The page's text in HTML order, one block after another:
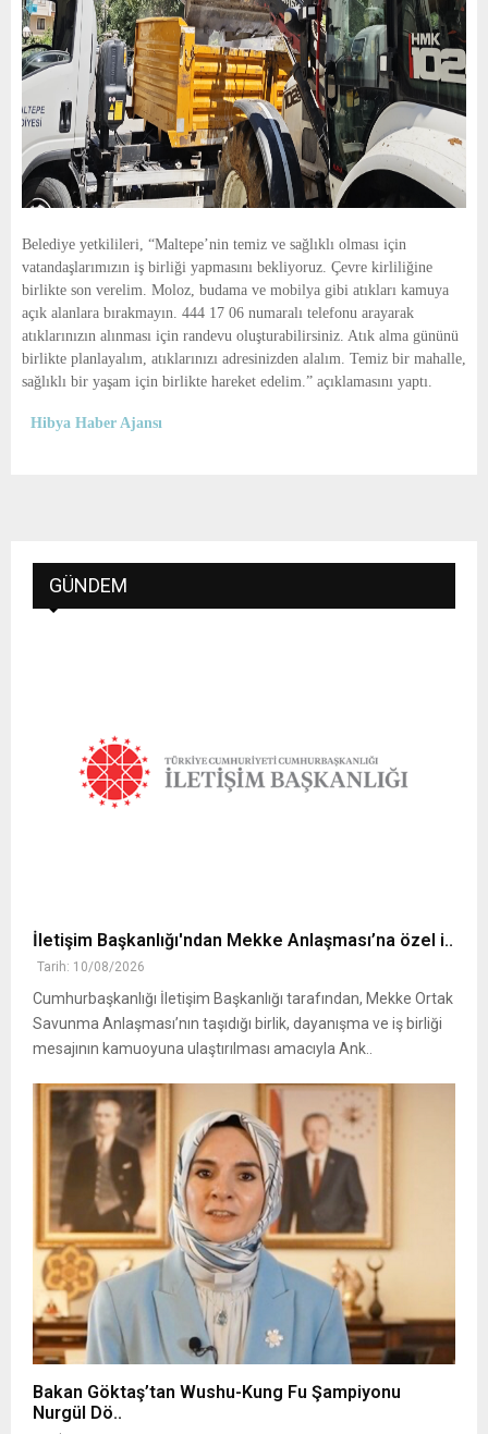
Belediye yetkilileri, “Maltepe’nin temiz ve sağlıklı olması için
vatandaşlarımızın iş birliği yapmasını bekliyoruz. Çevre kirliliğine
birlikte son verelim. Moloz, budama ve mobilya gibi atıkları kamuya
açık alanlara bırakmayın. 444 17 06 numaralı telefonu arayarak
atıklarınızın alınması için randevu oluşturabilirsiniz. Atık alma gününü
birlikte planlayalım, atıklarınızı adresinizden alalım. Temiz bir mahalle,
sağlıklı bir yaşam için birlikte hareket edelim.” açıklamasını yaptı.
Hibya Haber Ajansı
GÜNDEM
İletişim Başkanlığı'ndan Mekke Anlaşması’na özel i..
Tarih: 10/08/2026
Cumhurbaşkanlığı İletişim Başkanlığı tarafından, Mekke Ortak
Savunma Anlaşması’nın taşıdığı birlik, dayanışma ve iş birliği
mesajının kamuoyuna ulaştırılması amacıyla Ank..
Bakan Göktaş’tan Wushu-Kung Fu Şampiyonu
Nurgül Dö..